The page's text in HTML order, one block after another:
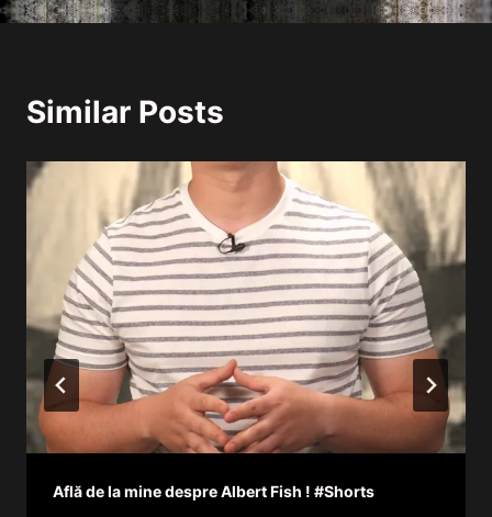
Similar Posts
Află de la mine despre Albert Fish ! #Shorts